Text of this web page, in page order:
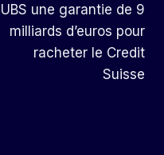
UBS une garantie de 9
milliards d’euros pour
racheter le Credit
Suisse